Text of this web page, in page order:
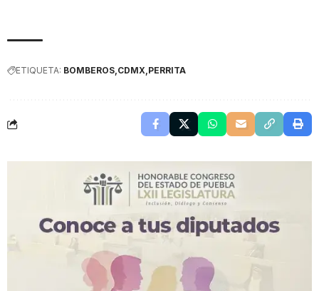
ETIQUETA: BOMBEROS CDMX PERRITA